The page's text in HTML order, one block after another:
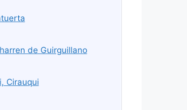
de Guirguillano
Cirauqui